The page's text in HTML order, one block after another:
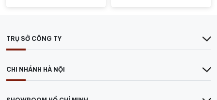
Thưởng thức rượu vang Nau Mai
Sauvignon Blanc
Màu sắc: Rượu có màu vàng nhạt với sắc vàng sáng.
TRỤ SỞ CÔNG TY
CHI NHÁNH HÀ NỘI